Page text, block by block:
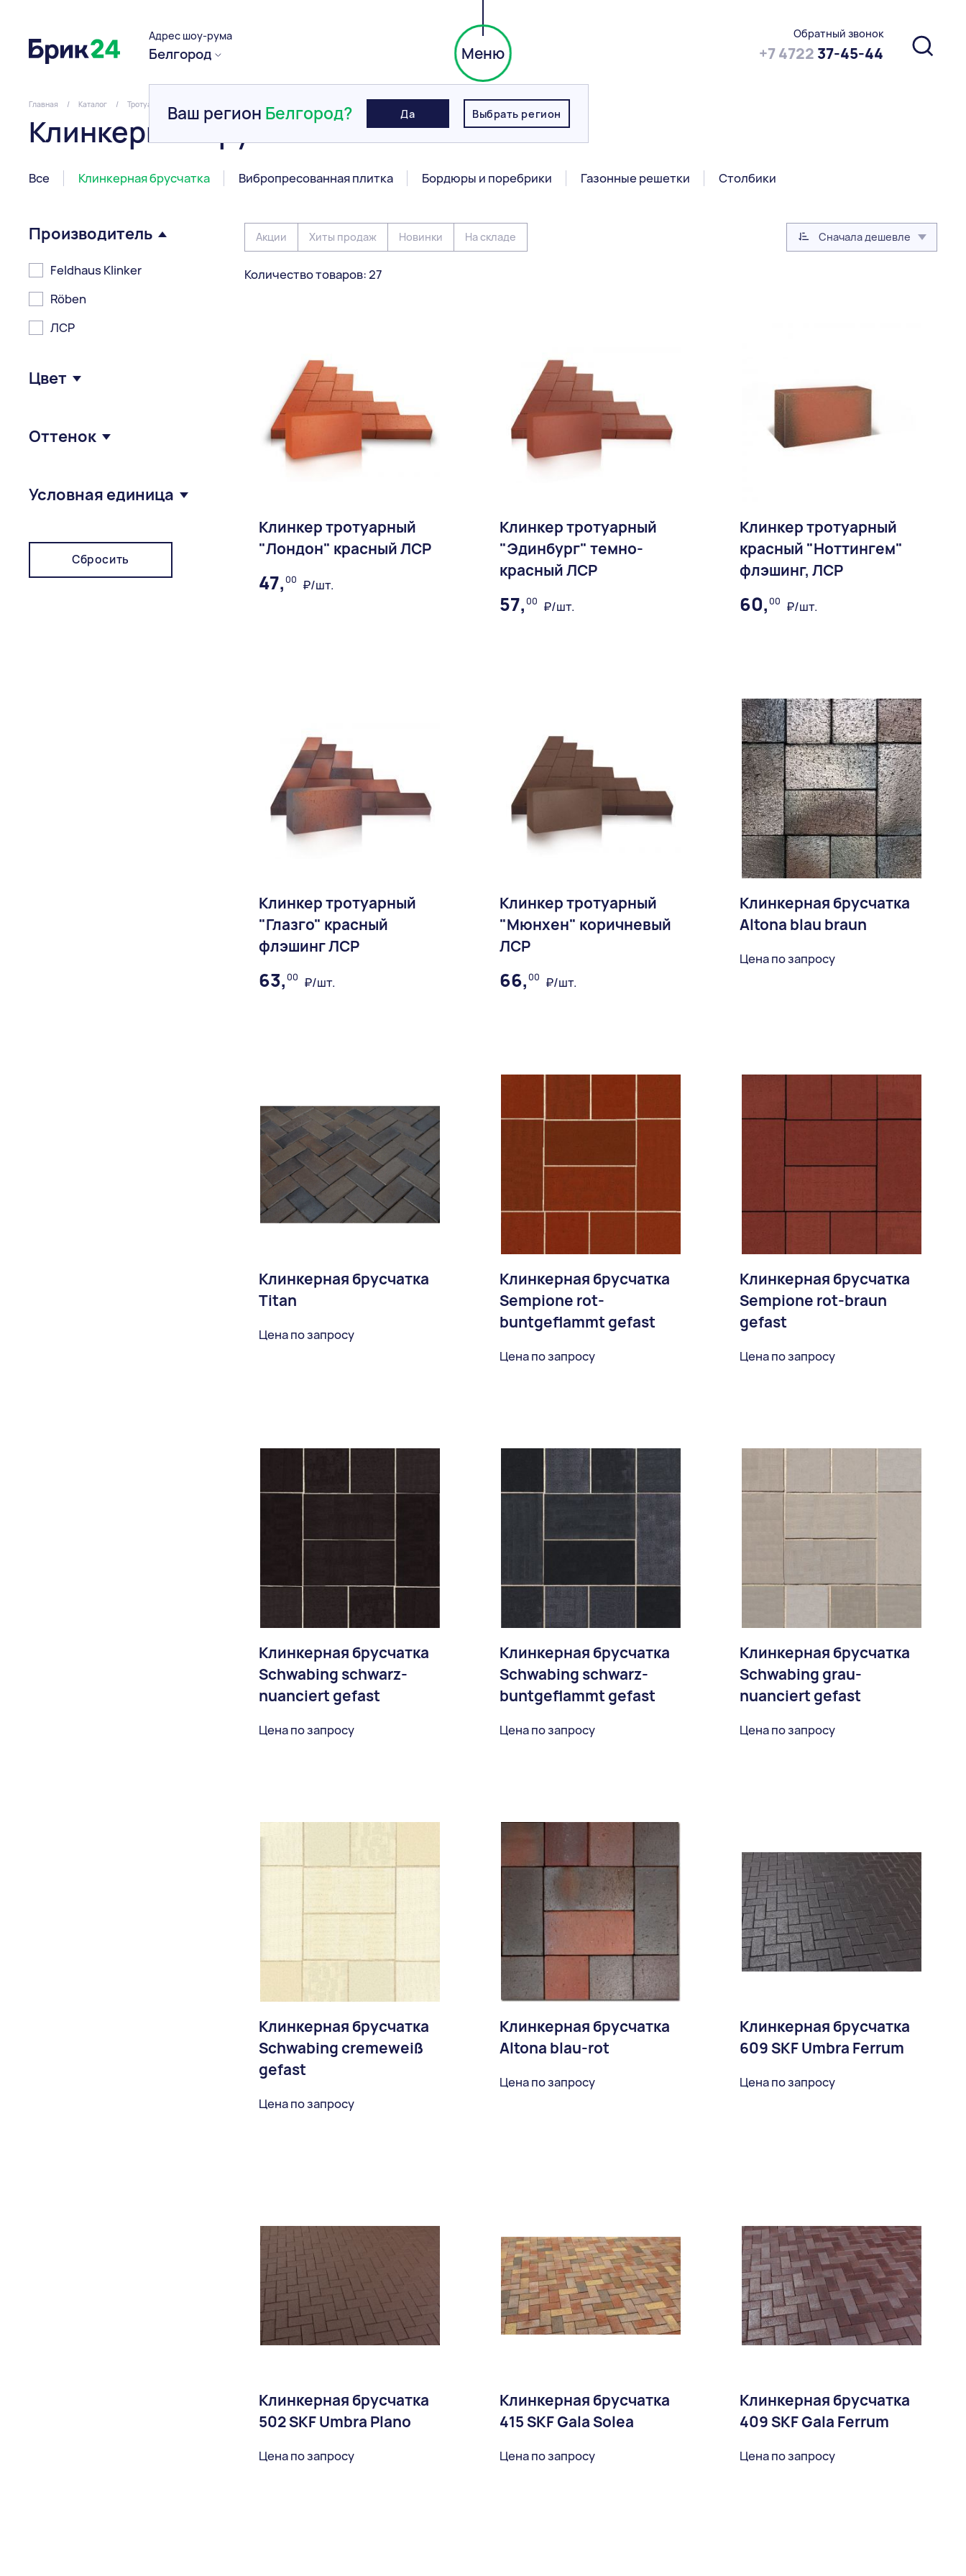
Меню
Адрес шоу-рума
Белгород
Ваш регион Белгород? Да Выбрать регион
Обратный звонок
+7 4722 37-45-44
Главная / Каталог / Тротуарная плитка и брусчатка
Клинкерная брусчатка
Все Клинкерная брусчатка Вибропресованная плитка Бордюры и поребрики Газонные решетки Столбики
Производитель
Feldhaus Klinker
Röben
ЛСР
Цвет
Желтый
Красный
Фиолетовый
Оттенок
Пестрый
Условная единица
Сбросить
Акции Хиты продаж Новинки На складе Сначала дешевле
Количество товаров: 27
Клинкер тротуарный
"Лондон" красный ЛСР
47,00 ₽/шт.
Клинкер тротуарный
"Эдинбург" темно-
красный ЛСР
57,00 ₽/шт.
Клинкер тротуарный
красный "Ноттингем"
флэшинг, ЛСР
60,00 ₽/шт.
Клинкер тротуарный
"Глазго" красный
флэшинг ЛСР
63,00 ₽/шт.
Клинкер тротуарный
"Мюнхен" коричневый
ЛСР
66,00 ₽/шт.
Клинкерная брусчатка
Аltona blau braun
Цена по запросу
Клинкерная брусчатка
Titan
Цена по запросу
Клинкерная брусчатка
Sempione rot-
buntgeflammt gefast
Цена по запросу
Клинкерная брусчатка
Sempione rot-braun
gefast
Цена по запросу
Клинкерная брусчатка
Schwabing schwarz-
nuanciert gefast
Цена по запросу
Клинкерная брусчатка
Schwabing schwarz-
buntgeflammt gefast
Цена по запросу
Клинкерная брусчатка
Schwabing grau-
nuanciert gefast
Цена по запросу
Клинкерная брусчатка
Schwabing cremeweiß
gefast
Цена по запросу
Клинкерная брусчатка
Altona blau-rot
Цена по запросу
Клинкерная брусчатка
609 SKF Umbra Ferrum
Цена по запросу
Клинкерная брусчатка
502 SKF Umbra Plano
Цена по запросу
Клинкерная брусчатка
415 SKF Gala Solea
Цена по запросу
Клинкерная брусчатка
409 SKF Gala Ferrum
Цена по запросу